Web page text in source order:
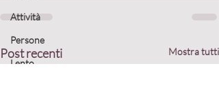
Attività
Persone
Lento
Post recenti Mostra tutti